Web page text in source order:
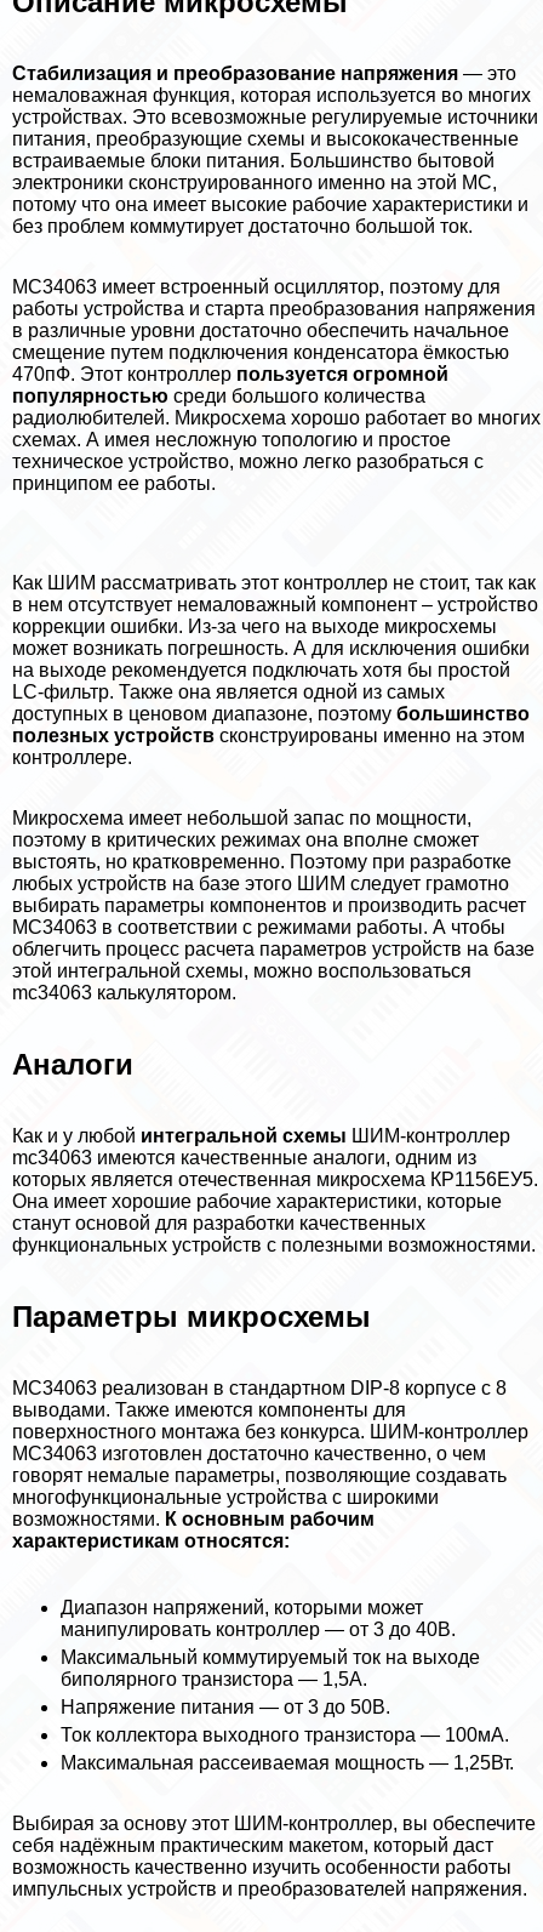
Стабилизация и преобразование напряжения — это
немаловажная функция, которая используется во многих
устройствах. Это всевозможные регулируемые источники
питания, преобразующие схемы и высококачественные
встраиваемые блоки питания. Большинство бытовой
электроники сконструированного именно на этой МС,
потому что она имеет высокие рабочие хаpaктеристики и
без проблем коммутирует достаточно большой ток.
MC34063 имеет встроенный осциллятор, поэтому для
работы устройства и старта преобразования напряжения
в различные уровни достаточно обеспечить начальное
смещение путем подключения конденсатора ёмкостью
470пФ. Этот контроллер пользуется огромной
популярностью среди большого количества
радиолюбителей. Микросхема хорошо работает во многих
схемах. А имея несложную топологию и простое
техническое устройство, можно легко разобраться с
принципом ее работы.
Как ШИМ рассматривать этот контроллер не стоит, так как
в нем отсутствует немаловажный компонент – устройство
коррекции ошибки. Из-за чего на выходе микросхемы
может возникать погрешность. А для исключения ошибки
на выходе рекомендуется подключать хотя бы простой
LC-фильтр. Также она является одной из самых
доступных в ценовом диапазоне, поэтому большинство
полезных устройств сконструированы именно на этом
контроллере.
Микросхема имеет небольшой запас по мощности,
поэтому в критических режимах она вполне сможет
выстоять, но кратковременно. Поэтому при разработке
любых устройств на базе этого ШИМ следует грамотно
выбирать параметры компонентов и производить расчет
MC34063 в соответствии с режимами работы. А чтобы
облегчить процесс расчета параметров устройств на базе
этой интегральной схемы, можно воспользоваться
mc34063 калькулятором.
Аналоги
Как и у любой интегральной схемы ШИМ-контроллер
mc34063 имеются качественные аналоги, одним из
которых является отечественная микросхема КР1156ЕУ5.
Она имеет хорошие рабочие хаpaктеристики, которые
станут основой для разработки качественных
функциональных устройств с полезными возможностями.
Параметры микросхемы
MC34063 реализован в стандартном DIP-8 корпусе с 8
выводами. Также имеются компоненты для
поверхностного монтажа без конкурса. ШИМ-контроллер
MC34063 изготовлен достаточно качественно, о чем
говорят немалые параметры, позволяющие создавать
многофункциональные устройства с широкими
возможностями. К основным рабочим
хаpaктеристикам относятся:
Диапазон напряжений, которыми может
манипулировать контроллер — от 3 до 40В.
Максимальный коммутируемый ток на выходе
биполярного транзистора — 1,5А.
Напряжение питания — от 3 до 50В.
Ток коллектора выходного транзистора — 100мА.
Максимальная рассеиваемая мощность — 1,25Вт.
Выбирая за основу этот ШИМ-контроллер, вы обеспечите
себя надёжным пpaктическим макетом, который даст
возможность качественно изучить особенности работы
импульсных устройств и преобразователей напряжения.